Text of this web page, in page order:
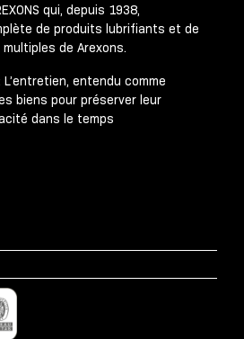
qui, depuis 1938,
de produits lubrifiants et de
de Arexons.
entendu comme
biens pour préserver leur
dans le temps